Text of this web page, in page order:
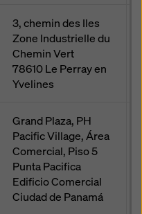
3, chemin des Iles
Zone Industrielle du
Chemin Vert
78610Le Perray en
Yvelines
Grand Plaza, PH
Pacific Village, Área
Comercial, Piso 5
Punta Pacifica
Edificio Comercial
Ciudad de Panamá